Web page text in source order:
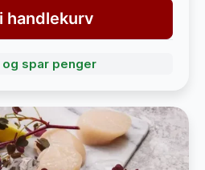
handlekurv
spar penger